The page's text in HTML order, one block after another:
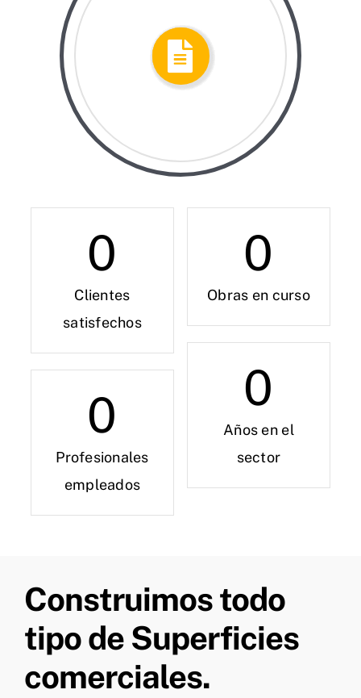
0
Obras en curso
0
Años en el
sector
0
Clientes
satisfechos
0
Profesionales
empleados
Construimos todo
tipo de Superficies
comerciales.